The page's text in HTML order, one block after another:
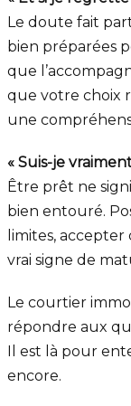
Le doute fait
bien préparées
que
que votre choix
une
« Suis-je
Être prêt ne
bien entouré.
limites,
vrai signe de
Le courtier
répondre aux
Il est là pour
encore.